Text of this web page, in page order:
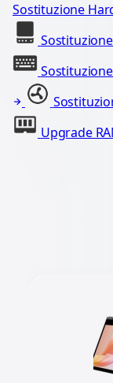
Sostituzione
Sostituzione
Upgrade